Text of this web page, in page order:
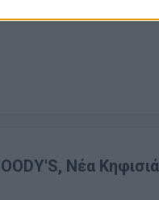
Νέα Κηφισιά